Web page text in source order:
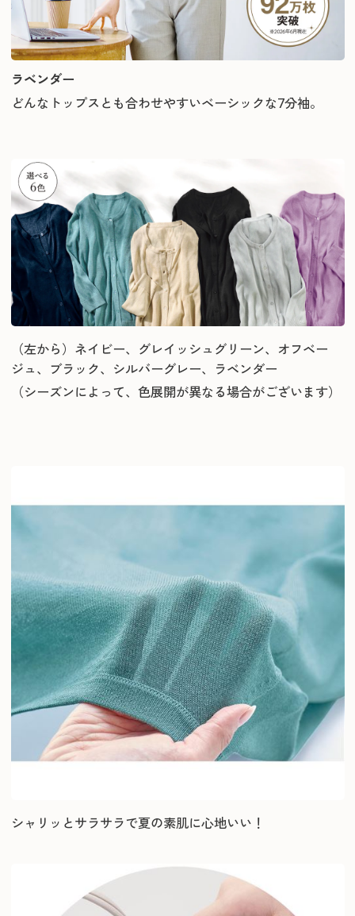
ラベンダー
どんなトップスとも合わせやすいベーシックな7分袖。
（左から）ネイビー、グレイッシュグリーン、オフベー
ジュ、ブラック、シルバーグレー、ラベンダー
（シーズンによって、色展開が異なる場合がございます）
シャリッとサラサラで夏の素肌に心地いい！